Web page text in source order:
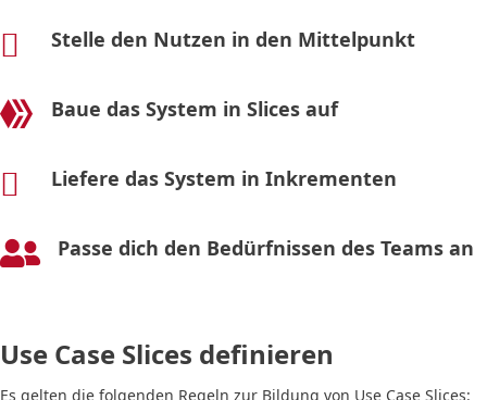
 Stelle den Nutzen in den Mittelpunkt
 Baue das System in Slices auf
 Liefere das System in Inkrementen
 Passe dich den Bedürfnissen des Teams an
Use Case Slices definieren
Es gelten die folgenden Regeln zur Bildung von Use Case Slices: